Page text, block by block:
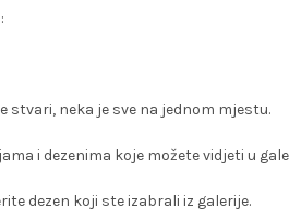
stvari, neka je sve na jednom mjestu.
i dezenima koje možete vidjeti u
dezen koji ste izabrali iz galerije.